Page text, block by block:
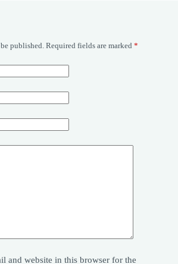
published. Required fields are marked *
and website in this browser for the